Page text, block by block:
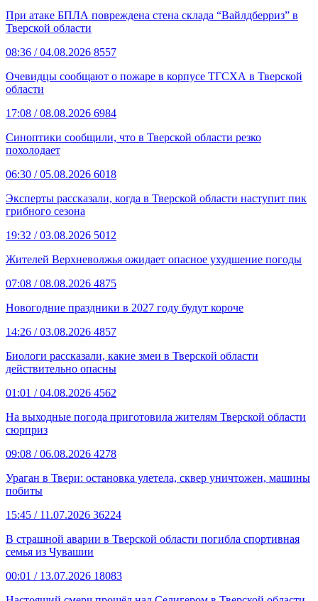
При атаке БПЛА повреждена стена склада “Вайлдберриз” в
Тверской области
08:36 / 04.08.2026 8557
Очевидцы сообщают о пожаре в корпусе ТГСХА в Тверской
области
17:08 / 08.08.2026 6984
Синоптики сообщили, что в Тверской области резко
похолодает
06:30 / 05.08.2026 6018
Эксперты рассказали, когда в Тверской области наступит пик
грибного сезона
19:32 / 03.08.2026 5012
Жителей Верхневолжья ожидает опасное ухудшение погоды
07:08 / 08.08.2026 4875
Новогодние праздники в 2027 году будут короче
14:26 / 03.08.2026 4857
Биологи рассказали, какие змеи в Тверской области
действительно опасны
01:01 / 04.08.2026 4562
На выходные погода приготовила жителям Тверской области
сюрприз
09:08 / 06.08.2026 4278
Ураган в Твери: остановка улетела, сквер уничтожен, машины
побиты
15:45 / 11.07.2026 36224
В страшной аварии в Тверской области погибла спортивная
семья из Чувашии
00:01 / 13.07.2026 18083